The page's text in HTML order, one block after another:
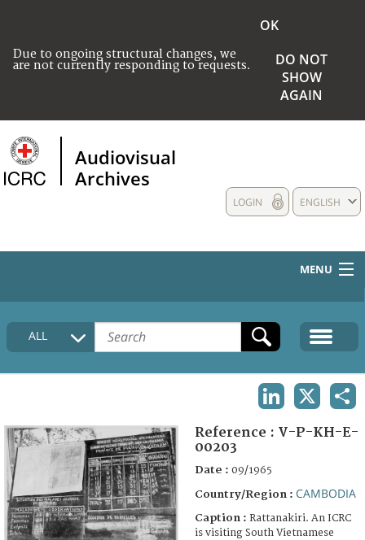
Due to ongoing structural changes, we
are not currently responding to requests.
OK
DO NOT
SHOW
AGAIN
Audiovisual
Archives
ENGLISH
LOGIN
MENU
HOME
COLLECTIONS DESCRIPTION
FAQ
ALL
Reference : V-P-KH-E-
00203
Date : 09/1965
Country/Region : CAMBODIA
Caption : Rattanakiri. An ICRC
is visiting South Vietnamese